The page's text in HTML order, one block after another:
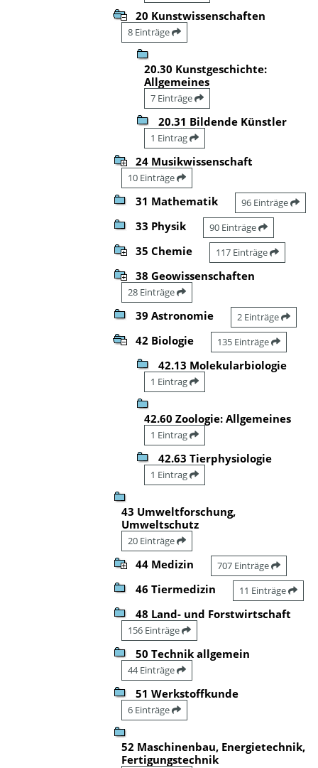
20 Kunstwissenschaften
8 Einträge
20.30 Kunstgeschichte:
Allgemeines
7 Einträge
20.31 Bildende Künstler
1 Eintrag
24 Musikwissenschaft
10 Einträge
31 Mathematik 96 Einträge
33 Physik 90 Einträge
35 Chemie 117 Einträge
38 Geowissenschaften
28 Einträge
39 Astronomie 2 Einträge
42 Biologie 135 Einträge
42.13 Molekularbiologie
1 Eintrag
42.60 Zoologie: Allgemeines
1 Eintrag
42.63 Tierphysiologie
1 Eintrag
43 Umweltforschung,
Umweltschutz
20 Einträge
44 Medizin 707 Einträge
46 Tiermedizin 11 Einträge
48 Land- und Forstwirtschaft
156 Einträge
50 Technik allgemein
44 Einträge
51 Werkstoffkunde
6 Einträge
52 Maschinenbau, Energietechnik,
Fertigungstechnik